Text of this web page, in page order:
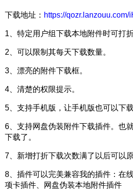
下载地址： https://qozr.lanzouu.com/
1、特定用户组下载本地附件时可打折
2、可以限制其每天下载数量。
3、漂亮的附件下载框。
4、清楚的权限提示。
5、支持手机版，让手机版也可以下载
6、支持网盘伪装附件下载插件。也
下载了。
7、新增打折下载次数满了以后可以
8、插件可以完美兼容我的插件：在
项卡插件、网盘伪装本地附件插件